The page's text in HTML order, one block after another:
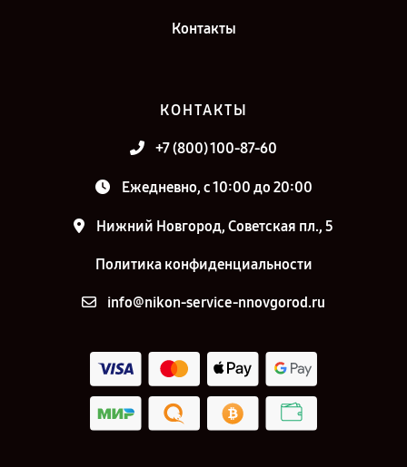
Контакты
КОНТАКТЫ
+7 (800) 100-87-60
Ежедневно, с 10:00 до 20:00
Нижний Новгород, Советская пл., 5
Политика конфиденциальности
info@nikon-service-nnovgorod.ru